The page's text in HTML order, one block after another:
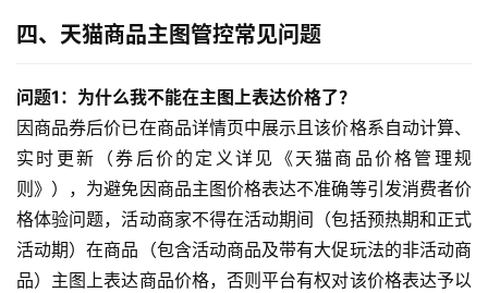
四、天猫商品主图管控常见问题
问题1：为什么我不能在主图上表达价格了？
因商品券后价已在商品详情页中展示且该价格系自动计算、
实时更新（券后价的定义详见《天猫商品价格管理规
则》），为避免因商品主图价格表达不准确等引发消费者价
格体验问题，活动商家不得在活动期间（包括预热期和正式
活动期）在商品（包含活动商品及带有大促玩法的非活动商
品）主图上表达商品价格，否则平台有权对该价格表达予以